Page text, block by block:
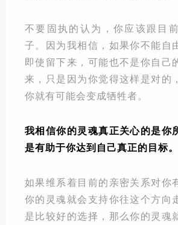
不要固执的认为，你应该跟目
子。因为我相信，如果你不能自
即使留下来，可能也不是你自
来，只是因为你觉得这样是对的
你就有可能会变成牺牲者。
我相信你的灵魂真正关心的是你
是有助于你达到自己真正的目标。
如果维系着目前的亲密关系对你
你的灵魂就会支持你往这个方向
是比较好的选择，那么你的灵魂